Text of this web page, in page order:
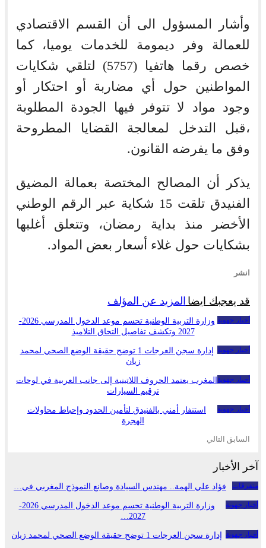
وأشار المسؤول الى أن القسم الاقتصادي
للعمالة وفر ديمومة للخدمات يوميا، كما
خصص رقما هاتفيا (5757) لتلقي شكايات
المواطنين حول أي مضاربة أو احتكار أو
وجود مواد لا تتوفر فيها الجودة المطلوبة
،قبل التدخل لمعالجة القضايا المطروحة
وفق ما يفرضه القانون.
يذكر أن المصالح المختصة بعمالة المضيق
الفنيدق تلقت 15 شكاية عبر الرقم الوطني
الأخضر منذ بداية رمضان، وتتعلق أغلبها
بشكايات حول غلاء أسعار بعض المواد.
انشر
قد يعجبك ايضاالمزيد عن المؤلف
أخبار جهوية
وزارة التربية الوطنية تحسم موعد الدخول المدرسي 2026-
2027 وتكشف تفاصيل التحاق التلاميذ
أخبار جهوية
إدارة سجن العرجات 1 توضح حقيقة الوضع الصحي لمحمد
زيان
أخبار جهويةالمغرب يعتمد الحروف اللاتينية إلى جانب العربية في لوحات
ترقيم السيارات
أخبار جهوية
استنفار أمني بالفنيدق لتأمين الحدود وإحباط محاولات
الهجرة
السابق التالي
آخر الأخبار
متفرقات فؤاد علي الهمة.. مهندس السيادة وصانع النموذج المغربي في…
أخبار جهوية
وزارة التربية الوطنية تحسم موعد الدخول المدرسي 2026-
2027…
أخبار جهوية إدارة سجن العرجات 1 توضح حقيقة الوضع الصحي لمحمد زيان